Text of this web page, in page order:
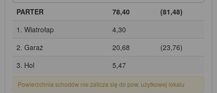
PARTER
78,40
(81,48)
1. Wiatrołap
4,30
2. Garaż
20,68
(23,76)
3. Hol
5,47
Powierzchnia schodów nie zalicza się do pow. użytkowej lokalu